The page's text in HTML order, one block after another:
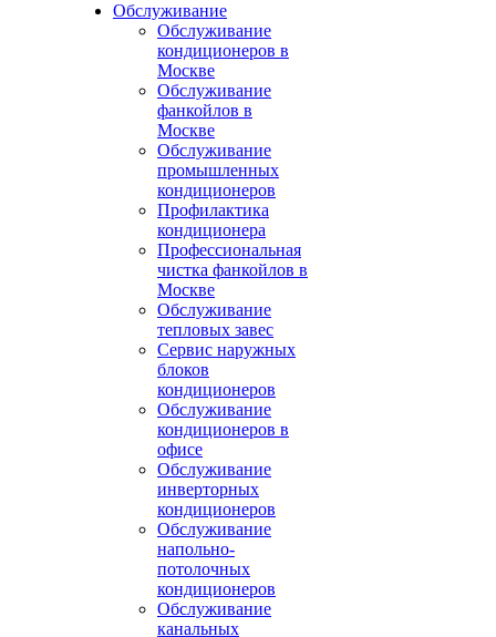
Обслуживание
Обслуживание
кондиционеров в
Москве
Обслуживание
фанкойлов в
Москве
Обслуживание
промышленных
кондиционеров
Профилактика
кондиционера
Профессиональная
чистка фанкойлов в
Москве
Обслуживание
тепловых завес
Сервис наружных
блоков
кондиционеров
Обслуживание
кондиционеров в
офисе
Обслуживание
инверторных
кондиционеров
Обслуживание
напольно-
потолочных
кондиционеров
Обслуживание
канальных